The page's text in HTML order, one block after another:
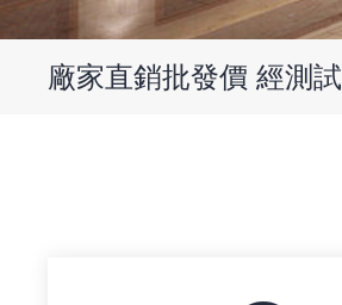
廠家直銷批發價 經測試